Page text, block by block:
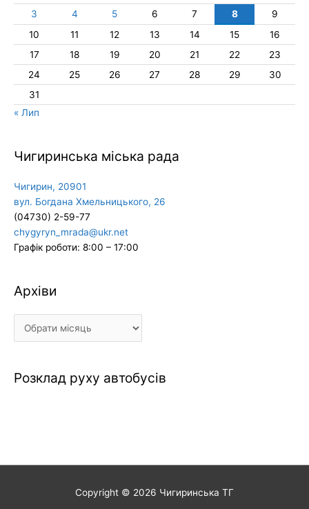
3
4 5 6 7 8
9
10
11 12 13 14 15
16
17
18 19 20 21 22
23
24
25 26 27 28 29
30
31
« Лип
Чигиринська міська рада
Чигирин, 20901
вул. Богдана Хмельницького, 26
(04730) 2-59-77
chygyryn_mrada@ukr.net
Графік роботи: 8:00 – 17:00
Архіви
Архіви
Розклад руху автобусів
Copyright © 2026 Чигиринська ТГ